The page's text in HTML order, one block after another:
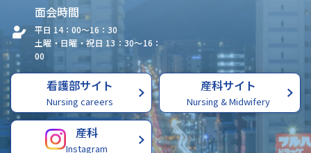
面会時間
平日 14：00〜16：30
土曜・日曜・祝日 13：30〜16：
00
看護部サイト
Nursing careers
産科サイト
Nursing & Midwifery
産科
Instagram